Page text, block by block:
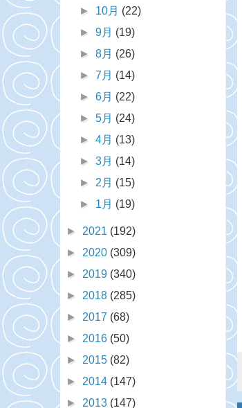
► 10月 (22)
►9月 (19)
►8月 (26)
►7月 (14)
►6月 (22)
►5月 (24)
►4月 (13)
►3月 (14)
► 2月 (15)
► 1月 (19)
► 2021 (192)
► 2020 (309)
► 2019 (340)
► 2018 (285)
► 2017 (68)
► 2016 (50)
► 2015 (82)
► 2014 (147)
► 2013 (147)